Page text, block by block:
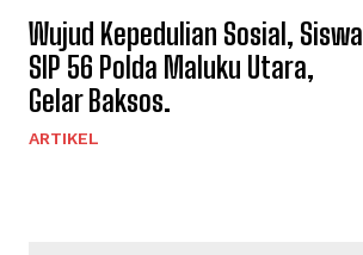
Wujud Kepedulian Sosial, Siswa
SIP 56 Polda Maluku Utara,
Gelar Baksos.
ARTIKEL